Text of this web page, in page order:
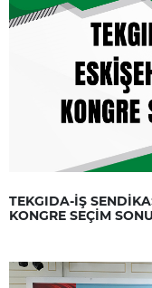
TEKGIDA-İŞ
KONGRE SEÇİM